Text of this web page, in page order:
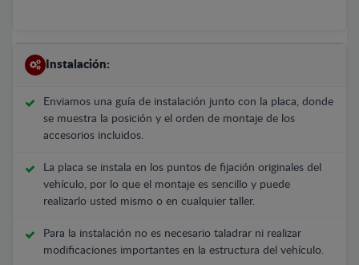
Instalación:
Enviamos una guía de instalación junto con la placa, donde
se muestra la posición y el orden de montaje de los
accesorios incluidos.
La placa se instala en los puntos de fijación originales del
vehículo, por lo que el montaje es sencillo y puede
realizarlo usted mismo o en cualquier taller.
Para la instalación no es necesario taladrar ni realizar
modificaciones importantes en la estructura del vehículo.